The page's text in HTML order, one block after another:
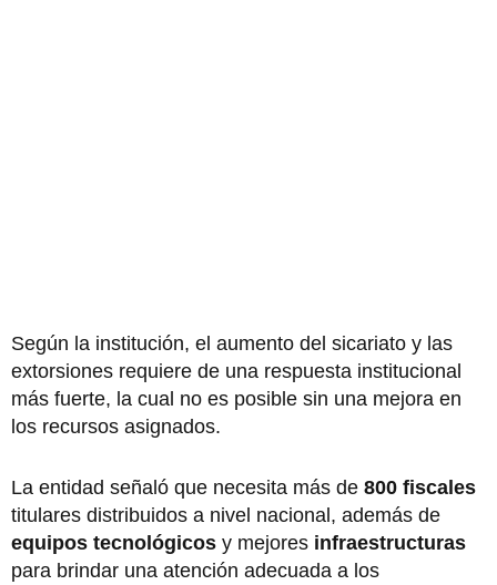
Según la institución, el aumento del sicariato y las
extorsiones requiere de una respuesta institucional
más fuerte, la cual no es posible sin una mejora en
los recursos asignados.
La entidad señaló que necesita más de 800 fiscales
titulares distribuidos a nivel nacional, además de
equipos tecnológicos y mejores infraestructuras
para brindar una atención adecuada a los